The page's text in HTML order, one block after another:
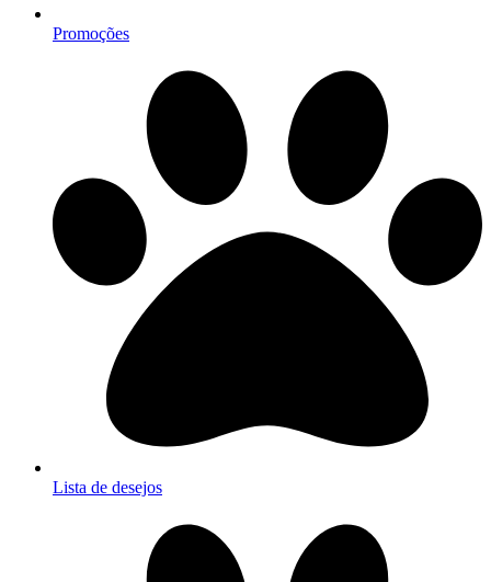
Promoções
Lista de desejos